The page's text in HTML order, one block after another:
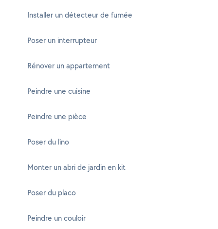
Installer un détecteur de fumée
Poser un interrupteur
Rénover un appartement
Peindre une cuisine
Peindre une pièce
Poser du lino
Monter un abri de jardin en kit
Poser du placo
Peindre un couloir